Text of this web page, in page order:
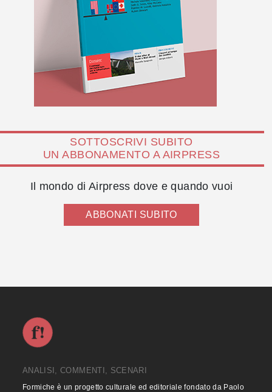
SOTTOSCRIVI SUBITO
UN ABBONAMENTO A AIRPRESS
Il mondo di Airpress dove e quando vuoi
ABBONATI SUBITO
ANALISI, COMMENTI, SCENARI
Formiche è un progetto culturale ed editoriale fondato da Paolo